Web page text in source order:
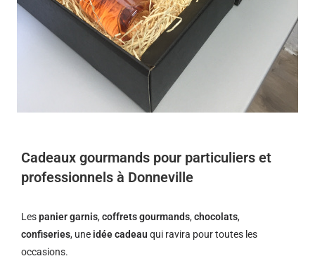
Cadeaux gourmands pour particuliers et
professionnels à Donneville
Lespanier garnis,coffrets gourmands,chocolats,
confiseries, une idée cadeau qui ravira pour toutes les
occasions.